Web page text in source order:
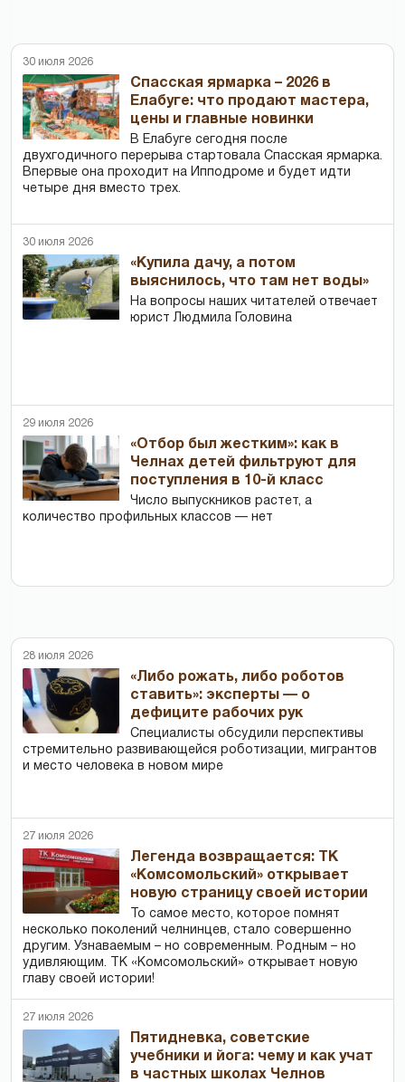
30 июля 2026
Спасская ярмарка – 2026 в
Елабуге: что продают мастера,
цены и главные новинки
В Елабуге сегодня после
двухгодичного перерыва стартовала Спасская ярмарка.
Впервые она проходит на Ипподроме и будет идти
четыре дня вместо трех.
30 июля 2026
«Купила дачу, а потом
выяснилось, что там нет воды»
На вопросы наших читателей отвечает
юрист Людмила Головина
29 июля 2026
«Отбор был жестким»: как в
Челнах детей фильтруют для
поступления в 10-й класс
Число выпускников растет, а
количество профильных классов — нет
28 июля 2026
«Либо рожать, либо роботов
ставить»: эксперты — о
дефиците рабочих рук
Специалисты обсудили перспективы
стремительно развивающейся роботизации, мигрантов
и место человека в новом мире
27 июля 2026
Легенда возвращается: ТК
«Комсомольский» открывает
новую страницу своей истории
То самое место, которое помнят
несколько поколений челнинцев, стало совершенно
другим. Узнаваемым – но современным. Родным – но
удивляющим. ТК «Комсомольский» открывает новую
главу своей истории!
27 июля 2026
Пятидневка, советские
учебники и йога: чему и как учат
в частных школах Челнов